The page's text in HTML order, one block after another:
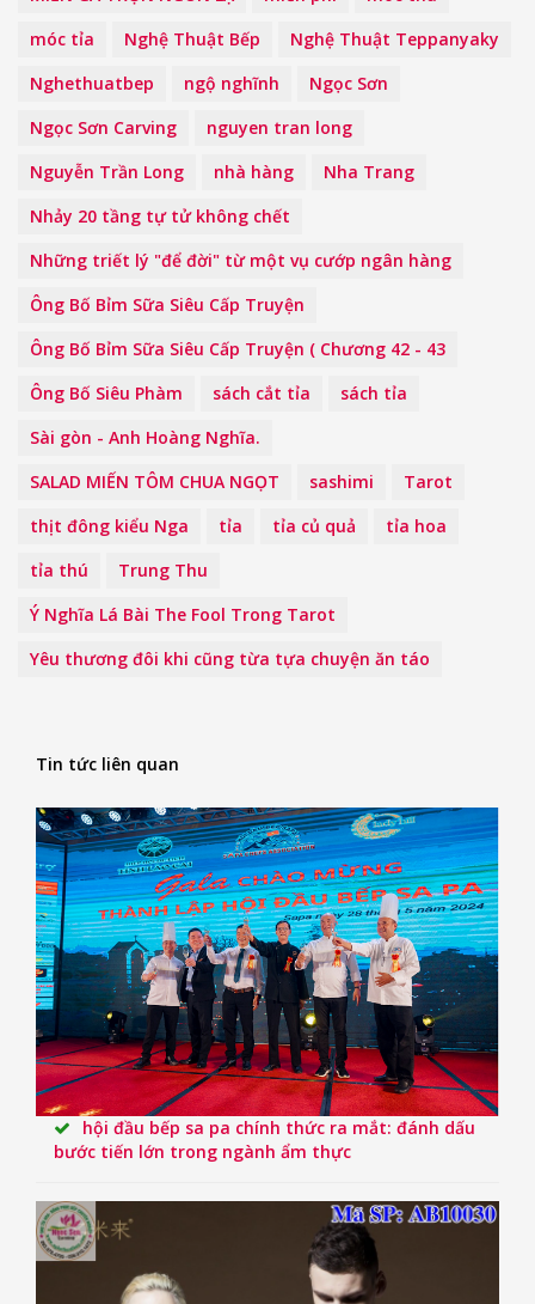
móc tỉa
Nghệ Thuật Bếp
Nghệ Thuật Teppanyaky
Nghethuatbep
ngộ nghĩnh
Ngọc Sơn
Ngọc Sơn Carving
nguyen tran long
Nguyễn Trần Long
nhà hàng
Nha Trang
Nhảy 20 tầng tự tử không chết
Những triết lý "để đời" từ một vụ cướp ngân hàng
Ông Bố Bỉm Sữa Siêu Cấp Truyện
Ông Bố Bỉm Sữa Siêu Cấp Truyện ( Chương 42 - 43
Ông Bố Siêu Phàm
sách cắt tỉa
sách tỉa
Sài gòn - Anh Hoàng Nghĩa.
SALAD MIẾN TÔM CHUA NGỌT
sashimi
Tarot
thịt đông kiểu Nga
tỉa tỉa củ quả
tỉa hoa
tỉa thú
Trung Thu
Ý Nghĩa Lá Bài The Fool Trong Tarot
Yêu thương đôi khi cũng từa tựa chuyện ăn táo
Tin tức liên quan
hội đầu bếp sa pa chính thức ra mắt: đánh dấu
bước tiến lớn trong ngành ẩm thực